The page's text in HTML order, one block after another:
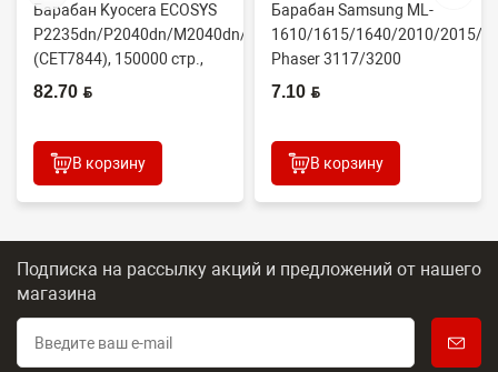
Барабан Kyocera ECOSYS
P2235dn/P2040dn/M2040dn/M2540dw
(CET7844), 150000 стр.,
Япония
82.70 BYN
В корзину
Барабан Samsung ML-
1610/1615/1640/2010/2015/
Phaser 3117/3200
(CONTENT)
7.10 BYN
В корзину
Подписка на рассылку акций и предложений от нашего
магазина